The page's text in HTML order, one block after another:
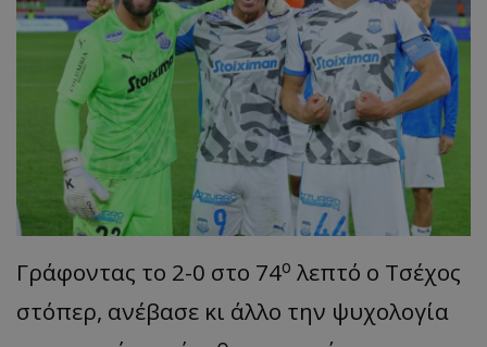
Γράφοντας το 2-0 στο 74ο λεπτό ο Τσέχος
στόπερ, ανέβασε κι άλλο την ψυχολογία